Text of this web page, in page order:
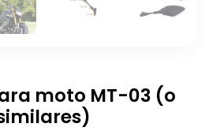
moto MT-03 (o